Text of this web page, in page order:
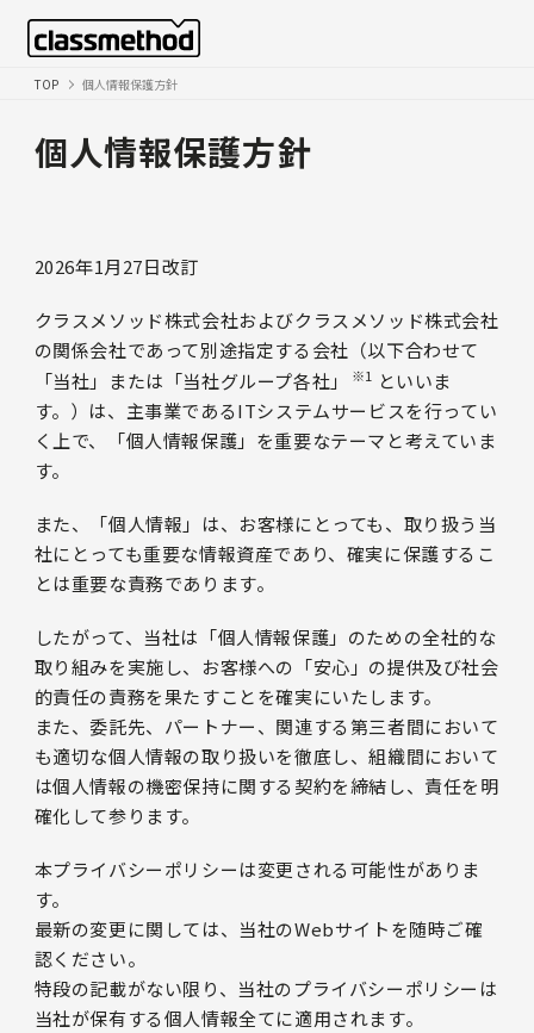
TOP 個人情報保護方針
個人情報保護方針
2026年1月27日改訂
クラスメソッド株式会社およびクラスメソッド株式会社
の関係会社であって別途指定する会社（以下合わせて
「当社」または「当社グループ各社」
※1 といいま
す。）は、主事業であるITシステムサービスを行ってい
く上で、「個人情報保護」を重要なテーマと考えていま
す。
また、「個人情報」は、お客様にとっても、取り扱う当
社にとっても重要な情報資産であり、確実に保護するこ
とは重要な責務であります。
したがって、当社は「個人情報保護」のための全社的な
取り組みを実施し、お客様への「安心」の提供及び社会
的責任の責務を果たすことを確実にいたします。
また、委託先、パートナー、関連する第三者間において
も適切な個人情報の取り扱いを徹底し、組織間において
は個人情報の機密保持に関する契約を締結し、責任を明
確化して参ります。
本プライバシーポリシーは変更される可能性がありま
す。
最新の変更に関しては、当社のWebサイトを随時ご確
認ください。
特段の記載がない限り、当社のプライバシーポリシーは
当社が保有する個人情報全てに適用されます。